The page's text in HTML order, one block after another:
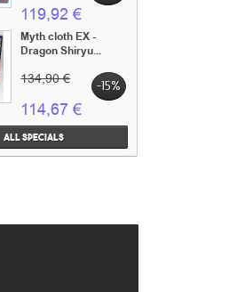
119,92 €
Myth cloth EX -
Dragon Shiryu...
134,90 € -15%
114,67 €
All specials